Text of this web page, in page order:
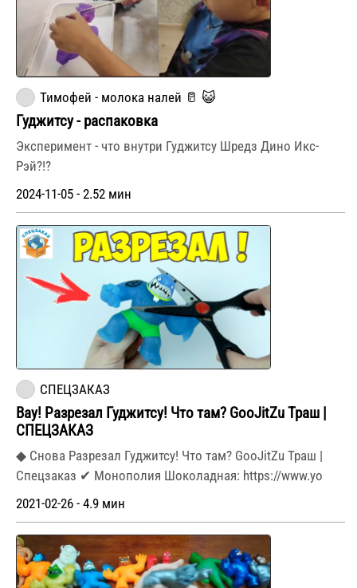
Тимофей - молока налей 🥛 😺
Гуджитсу - распаковка
Эксперимент - что внутри Гуджитсу Шредз Дино Икс-
Рэй?!?
2024-11-05 - 2.52 мин
СПЕЦЗАКАЗ
Вау! Разрезал Гуджитсу! Что там? GooJitZu Траш |
СПЕЦЗАКАЗ
◆ Снова Разрезал Гуджитсу! Что там? GooJitZu Траш |
Спецзаказ ✔ Монополия Шоколадная: https://www.yo
2021-02-26 - 4.9 мин